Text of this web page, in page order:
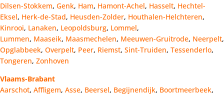
Dilsen-Stokkem, Genk, Ham, Hamont-Achel, Hasselt, Hechtel-
Eksel, Herk-de-Stad, Heusden-Zolder, Houthalen-Helchteren,
Kinrooi, Lanaken, Leopoldsburg, Lommel,
Lummen, Maaseik, Maasmechelen, Meeuwen-Gruitrode, Neerpelt,
Opglabbeek, Overpelt, Peer, Riemst, Sint-Truiden, Tessenderlo,
Tongeren, Zonhoven
Vlaams-Brabant
Aarschot, Affligem, Asse, Beersel, Begijnendijk, Boortmeerbeek,